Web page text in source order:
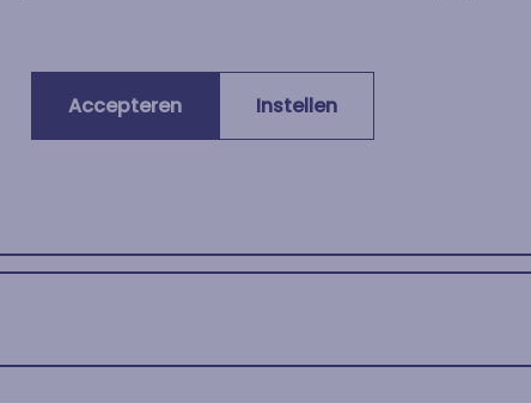
Gemiddelde klantenwaardering:
(5.00/5)
Accepteren Instellen